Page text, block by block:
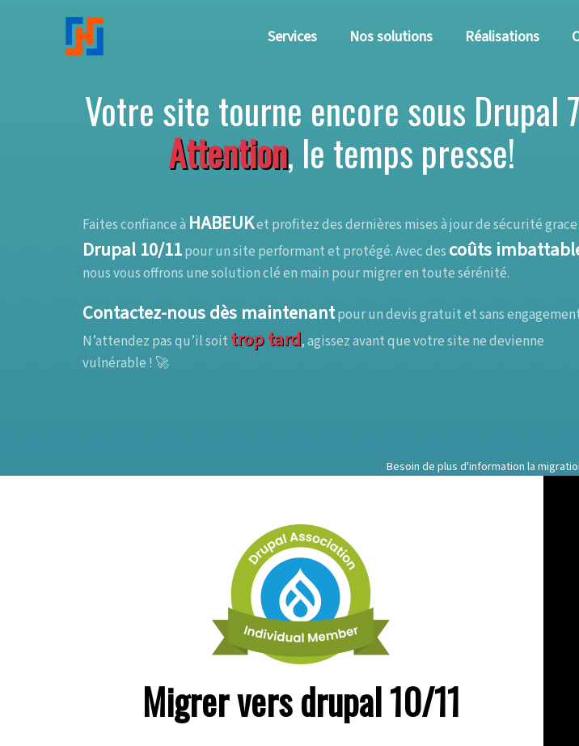
Services
Nos solutions Réalisations
Votre site tourne encore sous Drupal
Attention, le temps presse!
Faites confiance à HABEUKet profitez des dernières mises à jour de sécurité grace
Drupal 10/11pour un site performant et protégé. Avec des coûts
nous vous offrons une solution clé en main pour migrer en toute sérénité.
Contactez-nous dès maintenantpour un devis gratuit et sans
N’attendez pas qu’il soit trop tard, agissez avant que votre site ne devienne
vulnérable ! 🚀
Besoin de plus d'information la
Migrer vers drupal 10/11